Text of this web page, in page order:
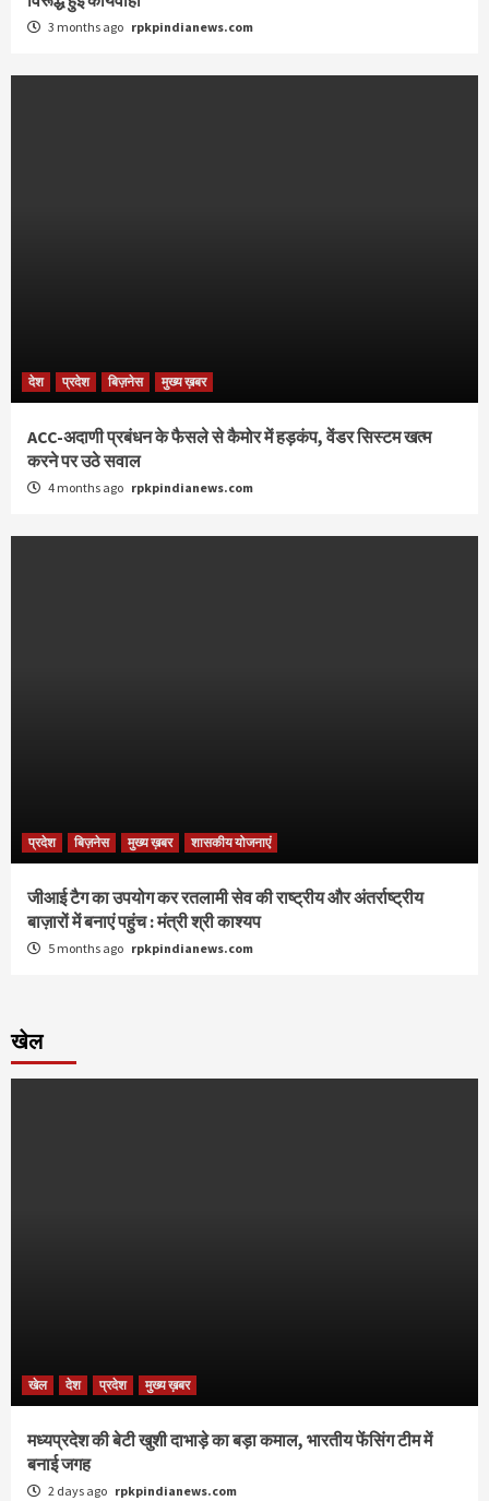
3 months ago rpkpindianews.com
देश प्रदेश बिज़नेस मुख्य ख़बर
ACC-अदाणी प्रबंधन के फैसले से कैमोर में हड़कंप, वेंडर सिस्टम खत्म
करने पर उठे सवाल
4 months ago rpkpindianews.com
प्रदेश बिज़नेस मुख्य ख़बर शासकीय योजनाएं
जीआई टैग का उपयोग कर रतलामी सेव की राष्ट्रीय और अंतर्राष्ट्रीय
बाज़ारों में बनाएं पहुंच : मंत्री श्री काश्यप
5 months ago rpkpindianews.com
खेल
खेल देश प्रदेश मुख्य ख़बर
मध्यप्रदेश की बेटी खुशी दाभाड़े का बड़ा कमाल, भारतीय फेंसिंग टीम में
बनाई जगह
2 days ago rpkpindianews.com